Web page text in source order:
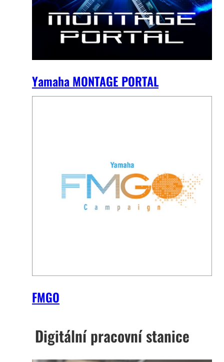
Yamaha MONTAGE PORTAL
FMGO
Digitální pracovní stanice